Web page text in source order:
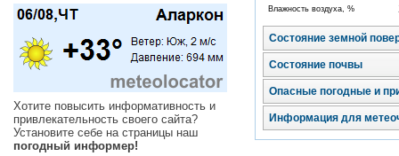
Хотите повысить информативность и
привлекательность своего сайта?
Установите себе на страницы наш
погодный информер!
Влажность воздуха, %
Состояние земной
Состояние почвы
Опасные погодные и
Информация для